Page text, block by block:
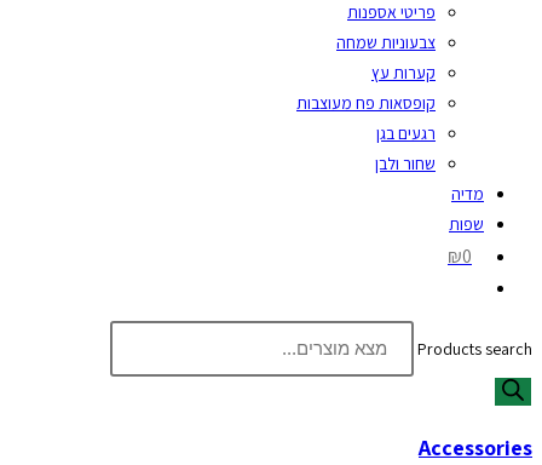
פריטי אספנות
צבעוניות שמחה
קערות עץ
קופסאות פח מעוצבות
רגעים בגן
שחור ולבן
מדיה
שפות
₪0
Products search
Accessories